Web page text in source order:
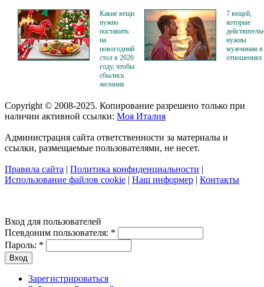
Какие вещи
нужно
поставить
на
новогодний
стол в 2026
году, чтобы
сбылись
желания
7 вещей,
которые
нужны
мужчинам в
отношениях
Copyright © 2008-2025. Копирование разрешено только при
наличии активной ссылки: Моя Италия
Администрация сайта ответственности за материалы и
ссылки, размещаемые пользователями, не несет.
Правила сайта | Политика конфиденциальности |
Использование файлов cookie | Наш информер | Контакты
Вход для пользователей
Псевдоним пользователя: *
Пароль: *
Зарегистрироваться